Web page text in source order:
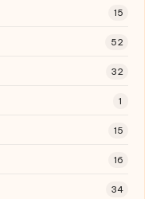
15
52
32
1
15
16
34